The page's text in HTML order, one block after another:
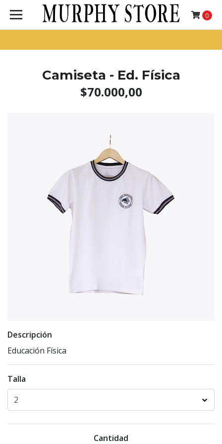
0
Camiseta - Ed. Física
$70.000,00
Descripción
Educación Física
Talla
Cantidad